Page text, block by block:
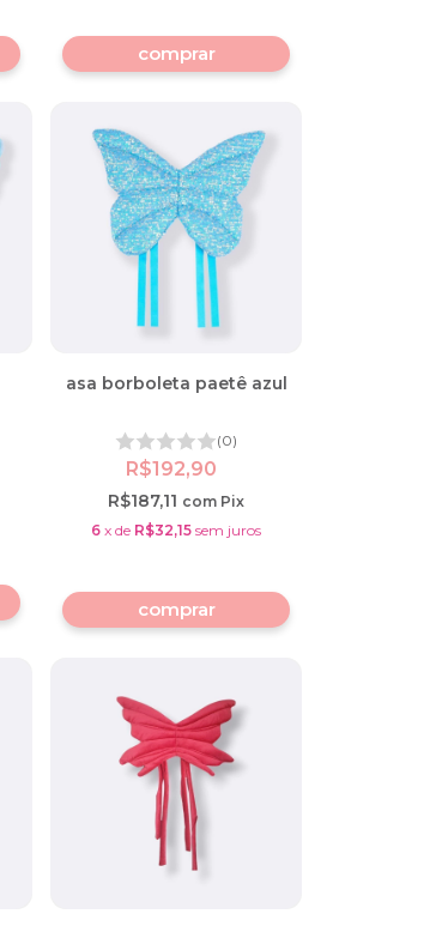
asa borboleta paetê azul
(0)
R$192,90
R$187,11 com Pix
6 x de R$32,15 sem juros
comprar